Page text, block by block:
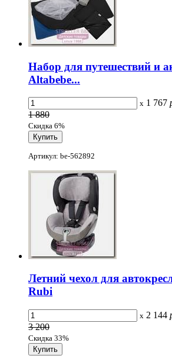
Набор для путешествий и
Altabebe...
x 1 767
1 880
Скидка 6%
Артикул: be-562892
Летний чехол для
Rubi
x 2 144
3 200
Скидка 33%